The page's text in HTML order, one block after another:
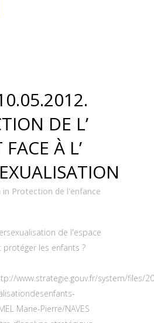
DE L’
À L’
in Protection de l'enfance
de l'espace
les enfants ?
www.strategie.gouv.fr/system/files/
Marie-Pierre/NAVES